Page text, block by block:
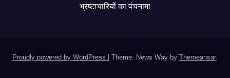
भ्रष्टाचारियों का पंचनामा
Proudly powered by WordPress | Theme: News Way by Themeansar.